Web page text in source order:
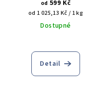
od 599 Kč
Měrná
cena:
od 1 025,13 Kč / 1 kg
Dostupné
Detail